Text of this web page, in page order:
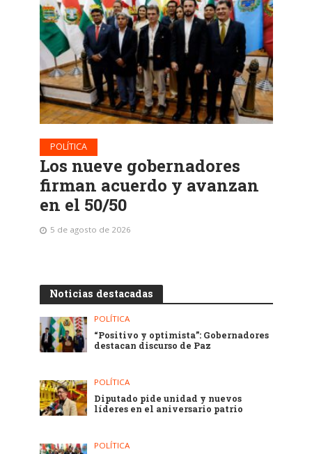
POLÍTICA
Los nueve gobernadores
firman acuerdo y avanzan
en el 50/50
5 de agosto de 2026
Noticias destacadas
POLÍTICA
“Positivo y optimista”: Gobernadores
destacan discurso de Paz
POLÍTICA
Diputado pide unidad y nuevos
líderes en el aniversario patrio
POLÍTICA